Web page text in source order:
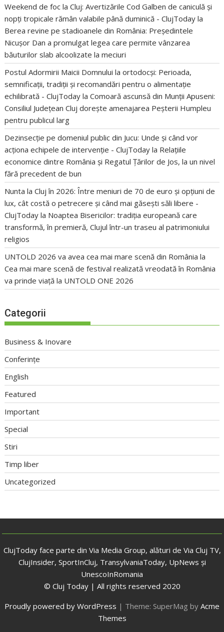
Weekend de foc la Cluj: Avertizările Cod Galben de caniculă și
nopți tropicale rămân valabile până duminică - ClujToday la
Berea revine pe stadioanele din România: Președintele
Nicușor Dan a promulgat legea care permite vânzarea
băuturilor slab alcoolizate la meciuri
Postul Adormirii Maicii Domnului la ortodocși: Perioada,
semnificații, tradiții și recomandări pentru o alimentație
echilibrată - ClujToday laComoară ascunsă din Munții Apuseni:
Consiliul Județean Cluj dorește amenajarea Peșterii Humpleu
pentru publicul larg
Dezinsecție pe domeniul public din Jucu: Unde și când vor
acționa echipele de intervenție - ClujToday la Relațiile
economice dintre România și Regatul Țărilor de Jos, la un nivel
fără precedent de bun
Nunta la Cluj în 2026: Între meniuri de 70 de euro și opțiuni de
lux, cât costă o petrecere și când mai găsești săli libere -
ClujToday la Noaptea Bisericilor: tradiția europeană care
transformă, în premieră, Clujul într-un traseu al patrimoniului
religios
UNTOLD 2026 va avea cea mai mare scenă din România la
Cea mai mare scenă de festival realizată vreodată în România
va prinde viață la UNTOLD ONE 2026
Categorii
Business & Inovare
Conferințe
English
Featured
Important
Special
Stiri
Timp liber
Uncategorized
ClujToday face parte din Via Media Group, alături de Via Cluj TV,
ClujInsider, SportInCluj, TransylvaniaToday, UpNews și
UnescoInRomania
© Cluj Today | All rights reserved 2020
Proudly powered by WordPress | Theme: SuperMag by Acme
Themes